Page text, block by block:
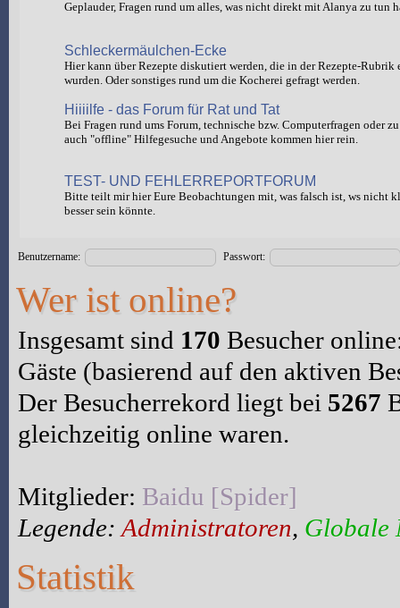
Geplauder, Fragen rund um alles, was nicht direkt mit Alanya zu tun
Schleckermäulchen-Ecke
Hier kann über Rezepte diskutiert werden, die in der Rezepte-Rubrik
wurden. Oder sonstiges rund um die Kocherei gefragt werden.
Hiiiilfe - das Forum für Rat und Tat
Bei Fragen rund ums Forum, technische bzw. Computerfragen oder
auch "offline" Hilfegesuche und Angebote kommen hier rein.
TEST- UND FEHLERREPORTFORUM
Bitte teilt mir hier Eure Beobachtungen mit, was falsch ist, ws nicht
besser sein könnte.
Benutzername: Passwort:
Wer ist online?
Insgesamt sind 170 Besucher
Gäste (basierend auf den aktiven
Der Besucherrekord liegt bei 5267
gleichzeitig online waren.
Mitglieder: Baidu [Spider]
Legende: Administratoren, Globale
Statistik